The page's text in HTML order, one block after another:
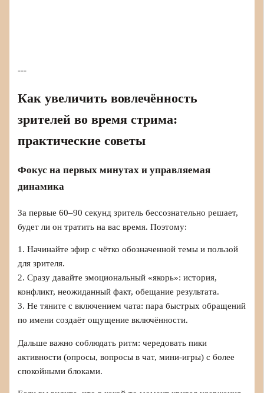
---
Как увеличить вовлечённость
зрителей во время стрима:
практические советы
Фокус на первых минутах и управляемая
динамика
За первые 60–90 секунд зритель бессознательно решает,
будет ли он тратить на вас время. Поэтому:
1. Начинайте эфир с чётко обозначенной темы и пользой
для зрителя.
2. Сразу давайте эмоциональный «якорь»: история,
конфликт, неожиданный факт, обещание результата.
3. Не тяните с включением чата: пара быстрых обращений
по имени создаёт ощущение включённости.
Дальше важно соблюдать ритм: чередовать пики
активности (опросы, вопросы в чат, мини-игры) с более
спокойными блоками.